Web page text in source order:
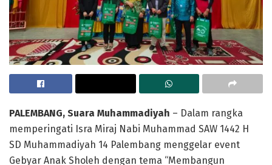
PALEMBANG, Suara Muhammadiyah – Dalam rangka
memperingati Isra Miraj Nabi Muhammad SAW 1442 H
SD Muhammadiyah 14 Palembang menggelar event
Gebyar Anak Sholeh dengan tema “Membangun